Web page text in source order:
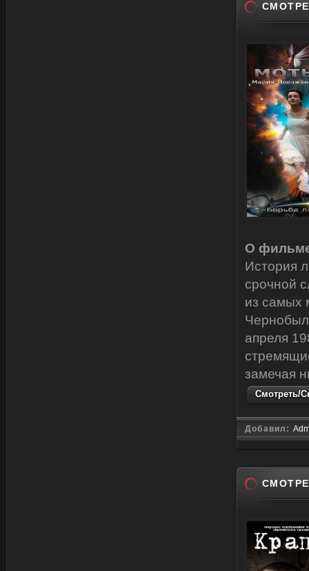
О
История
срочной
из самых
апреля
замечая
Смотреть/
Добавил: